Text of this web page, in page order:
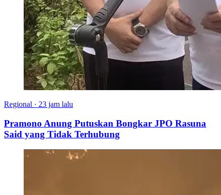
Regional · 23 jam lalu
Pramono Anung Putuskan Bongkar JPO Rasuna
Said yang Tidak Terhubung